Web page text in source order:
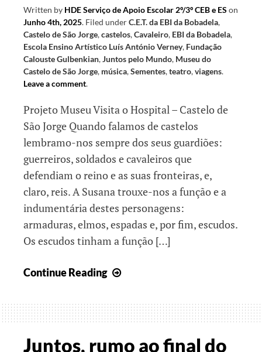
Written by HDE Serviço de Apoio Escolar 2º/3º CEB e ES on
Junho 4th, 2025. Filed underC.E.T. da EBI da Bobadela,
Castelo de São Jorge,castelos,Cavaleiro, EBI da Bobadela,
Escola Ensino Artístico Luís António Verney, Fundação
Calouste Gulbenkian,Juntos pelo Mundo, Museu do
Castelo de São Jorge, música,Sementes,teatro,viagens.
Leave a comment.
Projeto Museu Visita o Hospital – Castelo de
São Jorge Quando falamos de castelos
lembramo-nos sempre dos seus guardiões:
guerreiros, soldados e cavaleiros que
defendiam o reino e as suas fronteiras, e,
claro, reis. A Susana trouxe-nos a função e a
indumentária destes personagens:
armaduras, elmos, espadas e, por fim, escudos.
Os escudos tinham a função […]
Continue Reading
ao
final
Juntos, rumo ao final do